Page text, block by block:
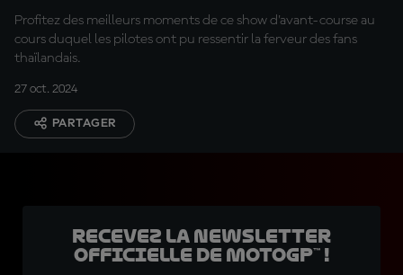
Profitez des meilleurs moments de ce show d'avant-course au
cours duquel les pilotes ont pu ressentir la ferveur des fans
thaïlandais.
27 oct. 2024
PARTAGER
Recevez la Newsletter
officielle de MotoGP™ !